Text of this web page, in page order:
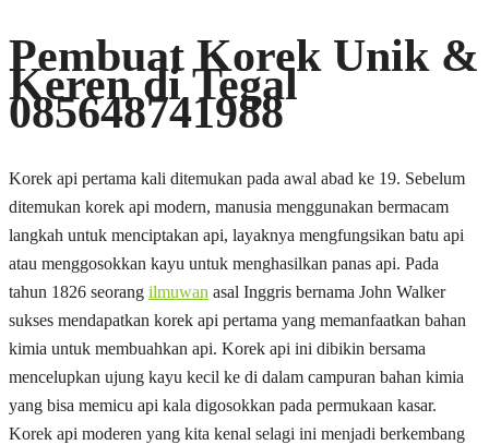
Pembuat Korek Unik &
Keren di Tegal
085648741988
Korek api pertama kali ditemukan pada awal abad ke 19. Sebelum
ditemukan korek api modern, manusia menggunakan bermacam
langkah untuk menciptakan api, layaknya mengfungsikan batu api
atau menggosokkan kayu untuk menghasilkan panas api. Pada
tahun 1826 seorang ilmuwan asal Inggris bernama John Walker
sukses mendapatkan korek api pertama yang memanfaatkan bahan
kimia untuk membuahkan api. Korek api ini dibikin bersama
mencelupkan ujung kayu kecil ke di dalam campuran bahan kimia
yang bisa memicu api kala digosokkan pada permukaan kasar.
Korek api moderen yang kita kenal selagi ini menjadi berkembang